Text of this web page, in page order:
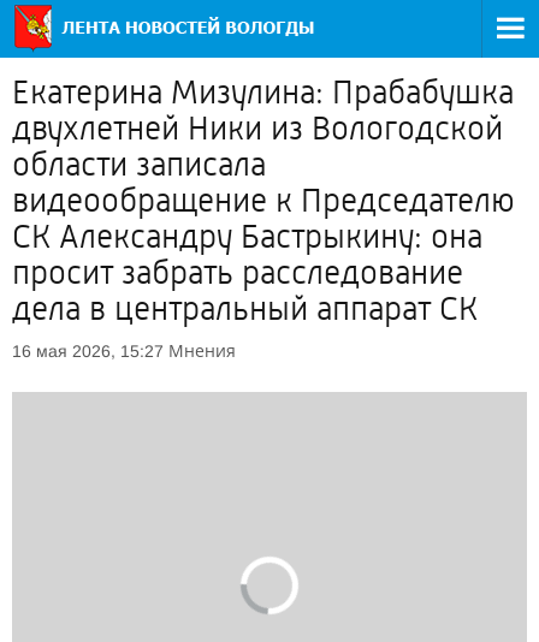
Екатерина Мизулина: Прабабушка
двухлетней Ники из Вологодской
области записала
видеообращение к Председателю
СК Александру Бастрыкину: она
просит забрать расследование
дела в центральный аппарат СК
16 мая 2026, 15:27 Мнения